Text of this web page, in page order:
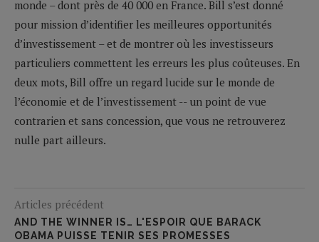
monde – dont près de 40 000 en France. Bill s’est donné
pour mission d’identifier les meilleures opportunités
d’investissement – et de montrer où les investisseurs
particuliers commettent les erreurs les plus coûteuses. En
deux mots, Bill offre un regard lucide sur le monde de
l’économie et de l’investissement -- un point de vue
contrarien et sans concession, que vous ne retrouverez
nulle part ailleurs.
Articles précédent
AND THE WINNER IS… L'ESPOIR QUE BARACK
OBAMA PUISSE TENIR SES PROMESSES